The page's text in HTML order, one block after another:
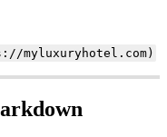
: //myluxuryhotel . com)